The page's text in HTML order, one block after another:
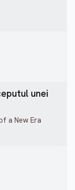
unei
a New Era